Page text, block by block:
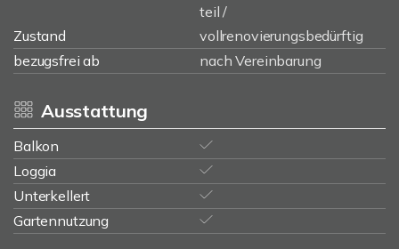
Zustand
teil /
vollrenovierungsbedürftig
bezugsfrei ab
nach Vereinbarung
Ausstattung
Balkon
Loggia
Unterkellert
Gartennutzung